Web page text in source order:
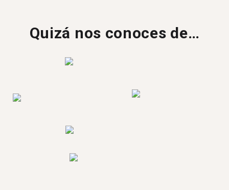
Quizá nos conoces de…